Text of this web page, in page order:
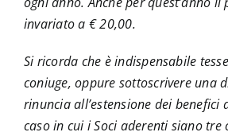
invariato a € 20,00.
Si ricorda che è indispensabile
coniuge, oppure sottoscrivere una
rinuncia all’estensione dei benefici
caso in cui i Soci aderenti siano tre